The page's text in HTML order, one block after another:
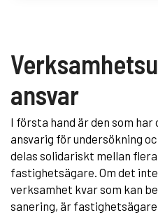
ansvar
I första hand är den som
ansvarig för undersökning
delas solidariskt mellan
fastighetsägare. Om det
verksamhet kvar som kan
sanering, är